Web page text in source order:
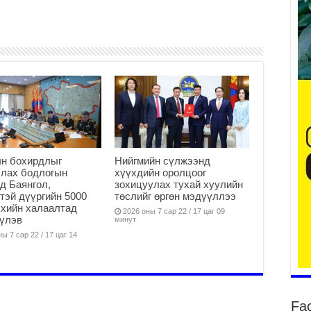
бохирдлыг
бодлогын
Баянгол,
дүүргийн 5000
халаалтад
7 сар 22 / 17 цаг 14
Нийгмийн сүлжээнд
хүүхдийн оролцоог
зохицуулах тухай хуулийн
төслийг өргөн мэдүүллээ
2026 оны 7 сар 22 / 17 цаг 09
минут